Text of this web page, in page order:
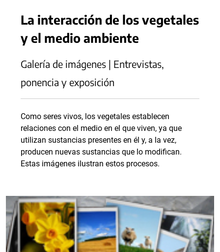
La interacción de los vegetales
y el medio ambiente
Galería de imágenes | Entrevistas,
ponencia y exposición
Como seres vivos, los vegetales establecen
relaciones con el medio en el que viven, ya que
utilizan sustancias presentes en él y, a la vez,
producen nuevas sustancias que lo modifican.
Estas imágenes ilustran estos procesos.